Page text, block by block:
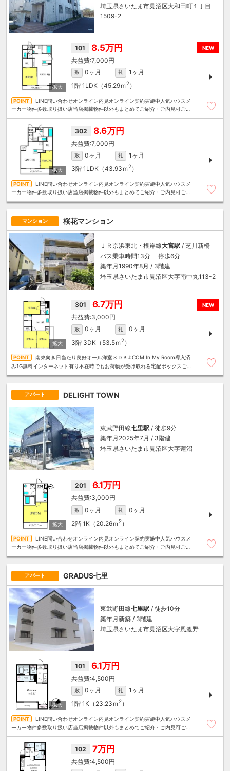
埼玉県さいたま市見沼区大和田町１丁目
1509-2
NEW
101 8.5万円
7,000円
敷 0ヶ月 礼
1ヶ月
1階 1LDK（45.29ｍ 2）
LINE問い合わせオンライン内見オンライン契約実施中人気ハウスメ
ーカー物件多数取り扱い店当店掲載物件以外もまとめてご紹介・ご内見可ご予
302 8.6万円
7,000円
敷 0ヶ月 礼
1ヶ月
3階 1LDK（43.93ｍ 2）
LINE問い合わせオンライン内見オンライン契約実施中人気ハウスメ
ーカー物件多数取り扱い店当店掲載物件以外もまとめてご紹介・ご内見可ご予
マンション 桜花マンション
ＪＲ京浜東北・根岸線大宮駅 / 芝川新橋
バス乗車時間13分 停歩6分
築年月1990年8月 / 3階建
埼玉県さいたま市見沼区大字南中丸113-2
NEW
301 6.7万円
3,000円
敷 0ヶ月 礼
0ヶ月
3階 3DK（53.5ｍ 2）
南東向き日当たり良好オール洋室３ＤＫJ:COM In My Room導入済
み1G無料インターネット有り不在時でもお荷物が受け取れる宅配ボックスござ
アパート DELIGHT TOWN
東武野田線七里駅 / 徒歩9分
築年月2025年7月 / 3階建
埼玉県さいたま市見沼区大字蓮沼
201 6.1万円
3,000円
敷 0ヶ月 礼
0ヶ月
2階 1K（20.26ｍ 2）
LINE問い合わせオンライン内見オンライン契約実施中人気ハウスメ
ーカー物件多数取り扱い店当店掲載物件以外もまとめてご紹介・ご内見可ご予
アパート GRADUS七里
東武野田線七里駅 / 徒歩10分
築年月新築 / 3階建
埼玉県さいたま市見沼区大字風渡野
101 6.1万円
4,500円
敷 0ヶ月 礼
1ヶ月
1階 1K（23.23ｍ 2）
LINE問い合わせオンライン内見オンライン契約実施中人気ハウスメ
ーカー物件多数取り扱い店当店掲載物件以外もまとめてご紹介・ご内見可ご予
102 7万円
4,500円